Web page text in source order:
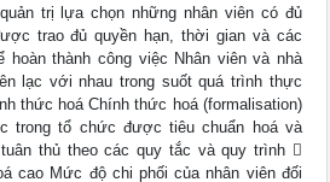
trị lựa chọn những nhân viên có đủ
trao đủ quyền hạn, thời gian và các
hoàn thành công việc Nhân viên và nhà
lạc với nhau trong suốt quá trình thực
thức hoá Chính thức hoá (formalisation)
trong tổ chức được tiêu chuẩn hoá và
thủ theo các quy tắc và quy trình 
cao Mức độ chi phối của nhân viên đối